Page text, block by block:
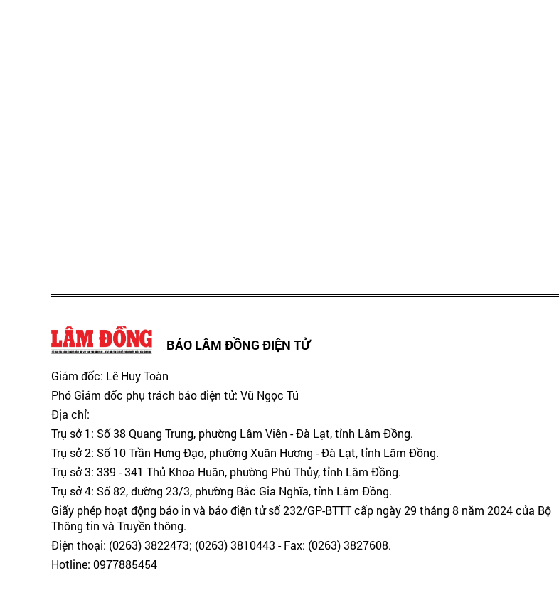
BÁO LÂM ĐỒNG ĐIỆN TỬ
Giám đốc: Lê Huy Toàn
Phó Giám đốc phụ trách báo điện tử: Vũ Ngọc Tú
Địa chỉ:
Trụ sở 1: Số 38 Quang Trung, phường Lâm Viên - Đà Lạt, tỉnh Lâm Đồng.
Trụ sở 2: Số 10 Trần Hưng Đạo, phường Xuân Hương - Đà Lạt, tỉnh Lâm Đồng.
Trụ sở 3: 339 - 341 Thủ Khoa Huân, phường Phú Thủy, tỉnh Lâm Đồng.
Trụ sở 4: Số 82, đường 23/3, phường Bắc Gia Nghĩa, tỉnh Lâm Đồng.
Giấy phép hoạt động báo in và báo điện tử số 232/GP-BTTT cấp ngày 29 tháng 8 năm 2024 của Bộ
Thông tin và Truyền thông.
Điện thoại: (0263) 3822473; (0263) 3810443 - Fax: (0263) 3827608.
Hotline: 0977885454